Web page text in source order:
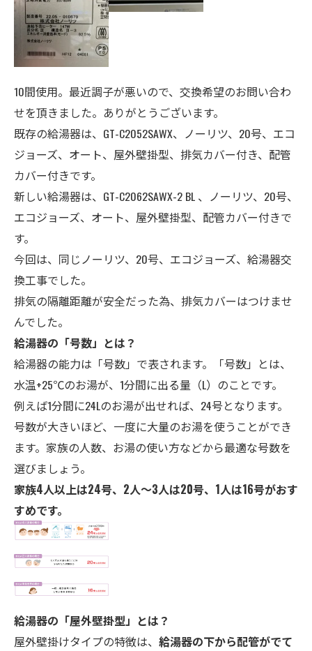
10間使用。最近調子が悪いので、交換希望のお問い合わ
せを頂きました。ありがとうございます。
既存の給湯器は、GT-C2052SAWX、ノーリツ、 20号、エコ
ジョーズ、 オート、屋外壁掛型、排気カバー付き、配管
カバー付きです。
新しい給湯器は、GT-C2062SAWX-2 BL 、ノーリツ、20号、
エコジョーズ、オート、 屋外壁掛型、配管カバー付きで
す。
今回は、同じノーリツ、20号、エコジョーズ、給湯器交
換工事でした。
排気の隔離距離が安全だった為、排気カバーはつけませ
んでした。
給湯器の「号数」とは？
給湯器の能力は「号数」で表されます。「号数」とは、
水温+25℃のお湯が、1分間に出る量（L）のことです。
例えば1分間に24Lのお湯が出せれば、24号となります。
号数が大きいほど、一度に大量のお湯を使うことができ
ます。家族の人数、お湯の使い方などから最適な号数を
選びましょう。
家族4人以上は24号、2人～3人は20号、1人は16号がおす
すめです。
給湯器の「屋外壁掛型」とは？
屋外壁掛けタイプの特徴は、 給湯器の下から配管がでて